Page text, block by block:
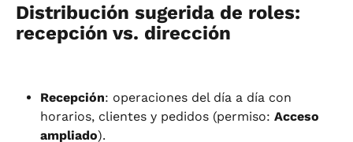
Distribución sugerida de roles:
recepción vs. dirección
Recepción: operaciones del día a día con
horarios, clientes y pedidos (permiso: Acceso
ampliado).